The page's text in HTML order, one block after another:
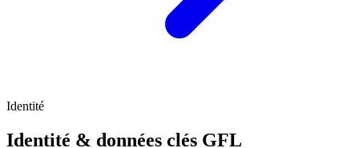
Identité
Identité & données clés GFL